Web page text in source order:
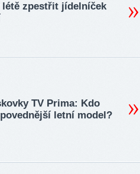
létě zpestřit jídelníček
TV Prima: Kdo
letní model?